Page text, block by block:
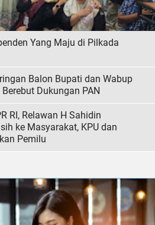
Yang Maju di Pilkada
Balon Bupati dan Wabup
Dukungan PAN
RI, Relawan H Sahidin
ke Masyarakat, KPU dan
Pemilu